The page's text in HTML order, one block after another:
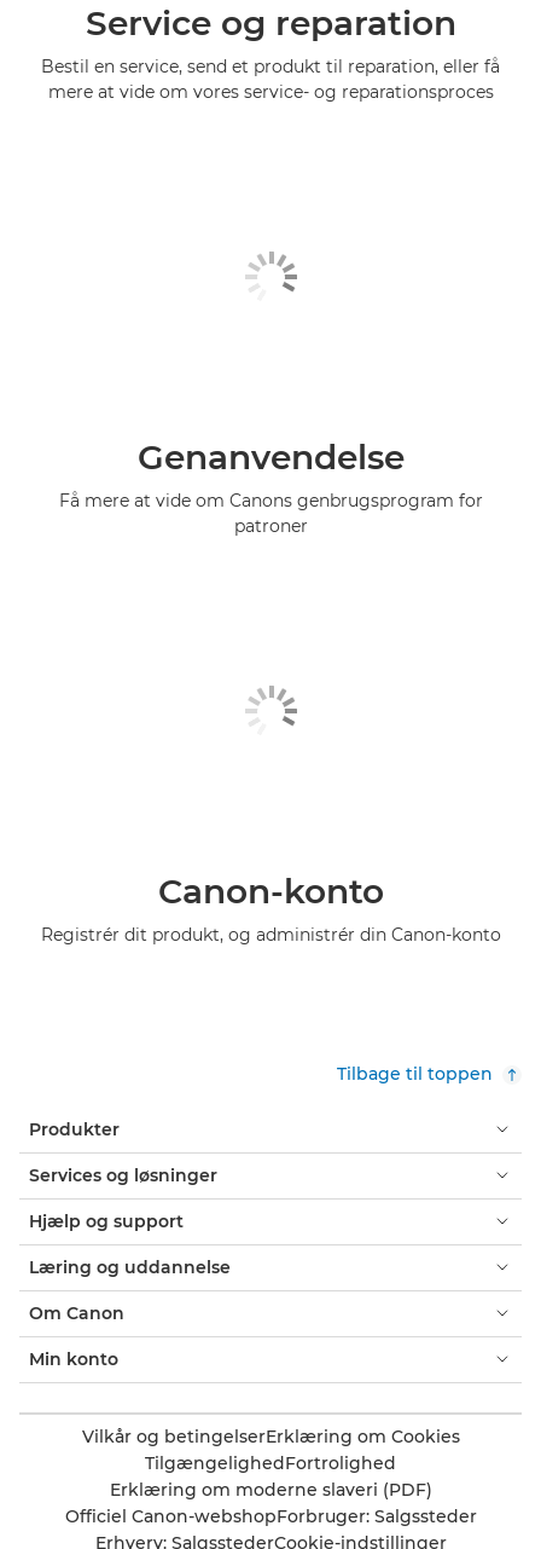
Service og reparation
Bestil en service, send et produkt til reparation, eller få
mere at vide om vores service- og reparationsproces
Genanvendelse
Få mere at vide om Canons genbrugsprogram for
patroner
Canon-konto
Registrér dit produkt, og administrér din Canon-konto
Tilbage til toppen
Produkter
Services og løsninger
Hjælp og support
Læring og uddannelse
Om Canon
Min konto
Vilkår og betingelserErklæring om Cookies
TilgængelighedFortrolighed
Erklæring om moderne slaveri (PDF)
Officiel Canon-webshopForbruger: Salgssteder
Erhverv: SalgsstederCookie-indstillinger